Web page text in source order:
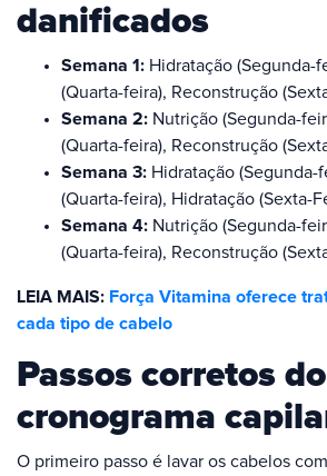
danificados
Semana 1: Hidratação (Segunda-
(Quarta-feira), Reconstrução
Semana 2: Nutrição (Segunda-
(Quarta-feira), Reconstrução
Semana 3: Hidratação (Segunda-
(Quarta-feira), Hidratação (Sexta-
Semana 4: Nutrição (Segunda-
(Quarta-feira), Reconstrução
LEIA MAIS: Força Vitamina oferece
cada tipo de cabelo
Passos corretos do
cronograma
O primeiro passo é lavar os cabelos